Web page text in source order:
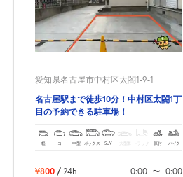
愛知県名古屋市中村区太閤1-9-1
名古屋駅まで徒歩10分！中村区太閤1丁
目の予約できる駐車場！
軽 コ 中型 ボックス SUV 大型車 トラック 原付 バイク
¥800 / 24h 0:00 〜 0:00